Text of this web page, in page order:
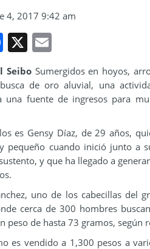
4, 2017 9:42 am
Facebook
X
SeiboSumergidos en hoyos,
de oro aluvial, una
una fuente de ingresos para
es Gensy Díaz, de 29 años,
pequeño cuando inició junto a
y que ha llegado a
uno de los cabecillas del
cerca de 300 hombres
peso de hasta 73 gramos,
es vendido a 1,300 pesos a